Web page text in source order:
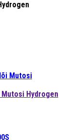
Mutosi Hydrogen